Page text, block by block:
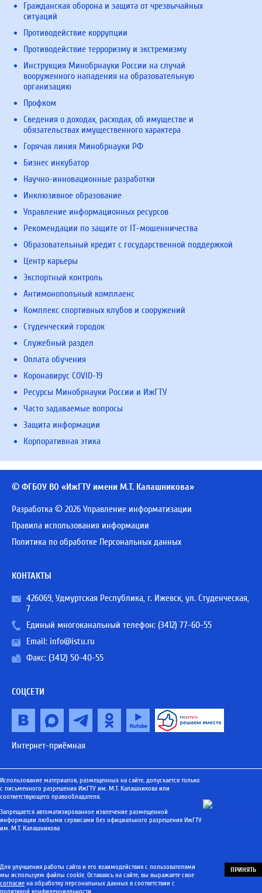
Гражданская оборона и защита от чрезвычайных
ситуаций
Противодействие коррупции
Противодействие терроризму и экстремизму
Инструкция Минобрнауки России на случай
вооруженного нападения на образовательную
организацию
Профком
Сведения о доходах, расходах, об имуществе и
обязательствах имущественного характера
Горячая линия Минобрнауки РФ
Бизнес инкубатор
Научно-инновационные разработки
Инклюзивное образование
Управление информационных ресурсов
Рекомендации по защите от IT-мошенничества
Образовательный кредит с государственной поддержкой
Центр карьеры
Экспортный контроль
Антимонопольный комплаенс
Комплекс спортивных клубов и сооружений
Студенческий городок
Служебный раздел
Оплата обучения
Коронавирус COVID-19
Ресурсы Минобрнауки России и ИжГТУ
Часто задаваемые вопросы
Защита информации
Корпоративная этика
© ФГБОУ ВО «ИжГТУ имени М.Т. Калашникова»
Разработка © 2026 Управление информатизации
Правила использования информации
Политика по обработке Персональных данных
КОНТАКТЫ
426069, Удмуртская Республика, г. Ижевск, ул. Студенческая,
7
Единый многоканальный телефон: (3412) 77-60-55
Email: info@istu.ru
Факс: (3412) 50-40-55
СОЦСЕТИ
Интернет-приёмная
Использование материалов, размещенных на сайте, допускается только
с письменного разрешения ИжГТУ им. М.Т. Калашникова или
соответствующего правообладателя.
Запрещается автоматизированное извлечение размещенной
информации любыми сервисами без официального разрешения ИжГТУ
им. М.Т. Калашникова
Для улучшения работы сайта и его взаимодействия с пользователями
мы используем файлы cookie. Оставаясь на сайте, вы выражаете свое
согласие на обработку персональных данных в соответствии с
политикой конфиденциальности
ПРИНЯТЬ